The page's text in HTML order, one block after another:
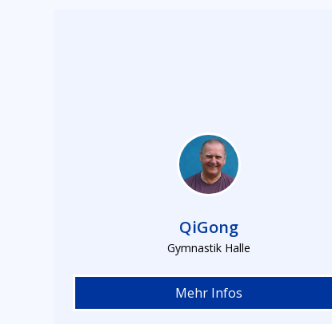
QiGong
Gymnastik Halle
Mehr Infos